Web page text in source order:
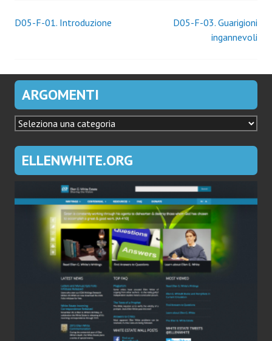
Navigazione
D05-F-01. Introduzione
D05-F-03. Guarigioni
ingannevoli
ARGOMENTI
ARGOMENTI
ELLENWHITE.ORG